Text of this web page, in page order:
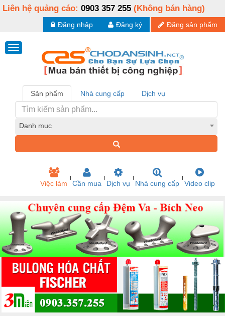
Liên hệ quảng cáo: 0903 357 255 (Không bán hàng)
Đăng sản phẩm
Đăng ký
Đăng nhập
Sản phẩm Nhà cung cấp Dịch vụ
Danh mục
Việc làm Cần mua Dịch vụ Nhà cung cấp Video clip